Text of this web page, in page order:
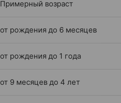
Примерный возраст
от рождения до 6 месяцев
от рождения до 1 года
от 9 месяцев до 4 лет